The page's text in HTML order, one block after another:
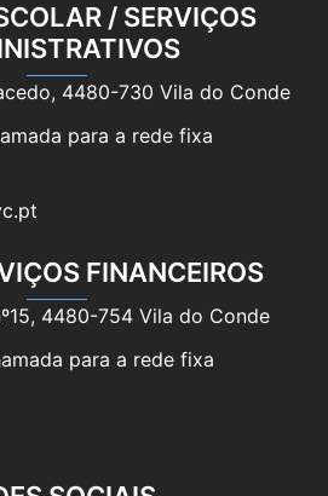
/ SERVIÇOS
4480-730 Vila do Conde
para a rede fixa
FINANCEIROS
4480-754 Vila do Conde
para a rede fixa